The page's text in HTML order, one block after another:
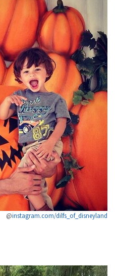
@instagram.com/dilfs_of_disneyland